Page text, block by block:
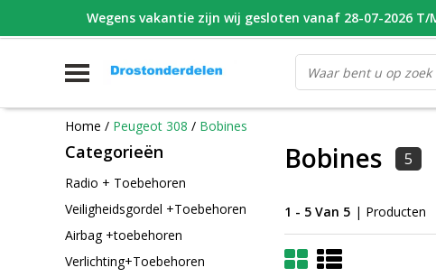
WHATSAPP FOTO VAN ONDERDEEL WAT U ZOEK VOOR
Home / Peugeot 308 / Bobines
Categorieën
Radio + Toebehoren
Veiligheidsgordel +Toebehoren
Airbag +toebehoren
Verlichting+Toebehoren
Bobines 5
1 - 5 Van 5 | Producten
Wegens vakantie zijn wij gesloten vanaf 28-07-2026 T/